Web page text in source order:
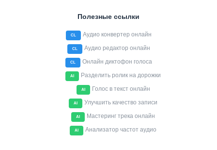
Полезные ссылки
CL Аудио конвертер онлайн
CL Аудио редактор онлайн
CL Онлайн диктофон голоса
AI Разделить ролик на дорожки
AI Голос в текст онлайн
AI Улучшить качество записи
AI Мастеринг трека онлайн
AI Анализатор частот аудио